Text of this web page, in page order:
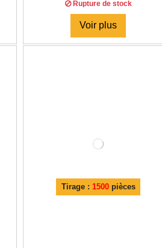
Rupture de stock
Voir plus
Tirage : 1500pièces